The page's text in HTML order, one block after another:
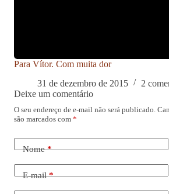
Para Vítor. Com muita dor
31 de dezembro de 2015
2
Deixe um comentário
O seu endereço de e-mail não será publicado.
são marcados com *
Nome*
E-mail*